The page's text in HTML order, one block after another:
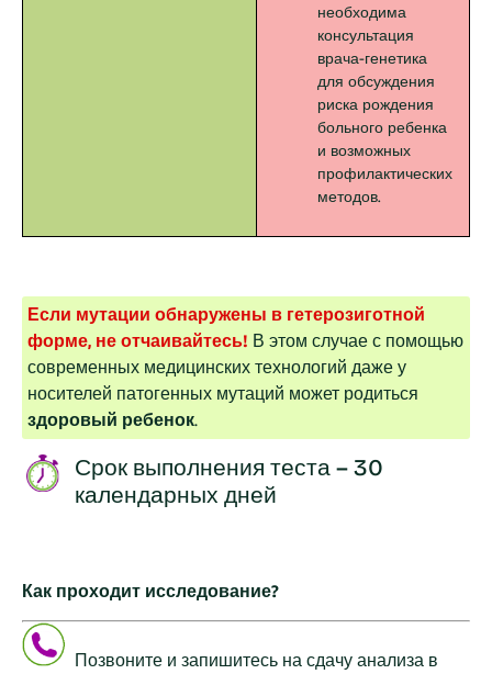
необходима
консультация
врача-генетика
для обсуждения
риска рождения
больного ребенка
и возможных
профилактических
методов.
Если мутации обнаружены в гетерозиготной
форме, не отчаивайтесь! В этом случае с помощью
современных медицинских технологий даже у
носителей патогенных мутаций может родиться
здоровый ребенок.
Срок выполнения теста – 30
календарных дней
Как проходит исследование?
Позвоните и запишитесь на сдачу анализа в